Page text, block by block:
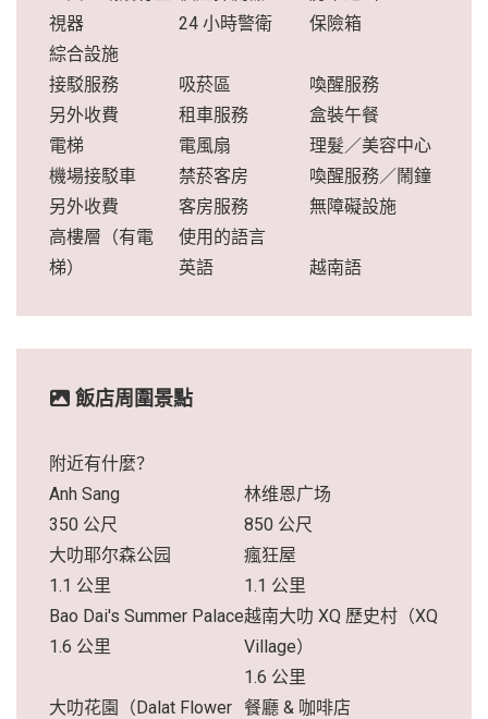
視器
24 小時警衛
保險箱
綜合設施
接駁服務
另外收費
吸菸區
喚醒服務
租車服務
盒裝午餐
電梯
電風扇
理髮／美容中心
機場接駁車
另外收費
禁菸客房
喚醒服務／鬧鐘
客房服務
無障礙設施
高樓層（有電
梯）
使用的語言
英語
越南語
飯店周圍景點
附近有什麼？
Anh Sang
350 公尺
林维恩广场
850 公尺
大叻耶尔森公园
1.1 公里
瘋狂屋
1.1 公里
Bao Dai's Summer Palace
1.6 公里
越南大叻 XQ 歷史村（XQ
Village）
1.6 公里
大叻花園（Dalat Flower
餐廳 & 咖啡店